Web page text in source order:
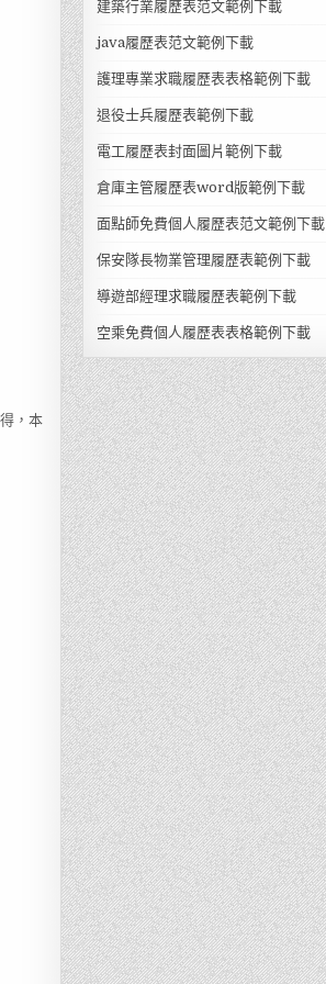
，本
建築行業履歷表范文範例下載
java履歷表范文範例下載
護理專業求職履歷表表格範例下載
退役士兵履歷表範例下載
電工履歷表封面圖片範例下載
倉庫主管履歷表word版範例下載
面點師免費個人履歷表范文範例下載
保安隊長物業管理履歷表範例下載
導遊部經理求職履歷表範例下載
空乘免費個人履歷表表格範例下載